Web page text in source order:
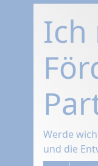
Ich
Werde
und die